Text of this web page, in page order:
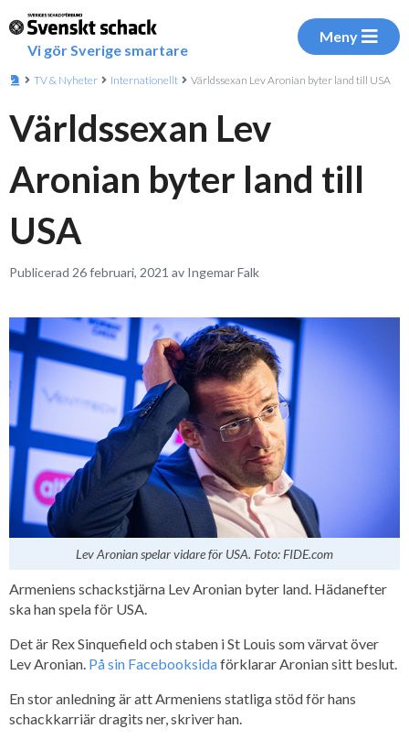
Vi gör Sverige smartare
Meny
TV & Nyheter Internationellt Världssexan Lev Aronian byter land till USA
Världssexan Lev
Aronian byter land till
USA
Publicerad 26 februari, 2021 av Ingemar Falk
Lev Aronian spelar vidare för USA. Foto: FIDE.com
Armeniens schackstjärna Lev Aronian byter land. Hädanefter
ska han spela för USA.
Det är Rex Sinquefield och staben i St Louis som värvat över
Lev Aronian. På sin Facebooksidaförklarar Aronian sitt beslut.
En stor anledning är att Armeniens statliga stöd för hans
schackkarriär dragits ner, skriver han.